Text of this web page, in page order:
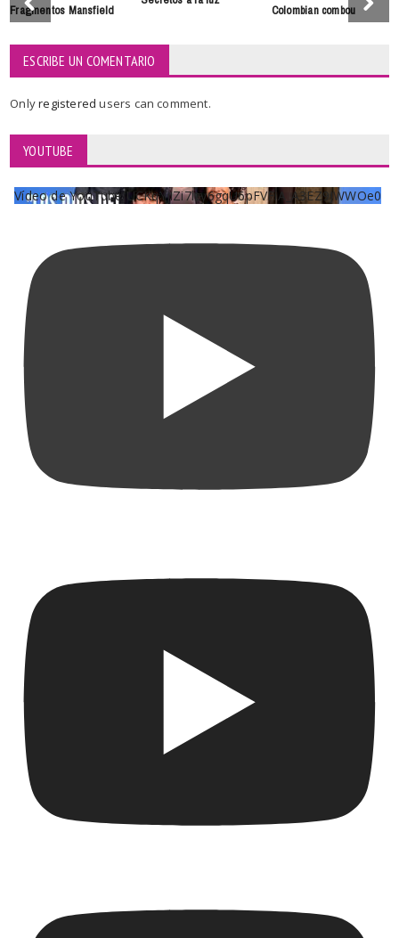
Fragmentos Mansfield Colombian combou
ESCRIBE UN COMENTARIO
Onlyregisteredusers can comment.
YOUTUBE
Vídeo de YouTube UCKqYjiZi7lzy6gqU6pFVFiA_A3EZ9JWWOe0